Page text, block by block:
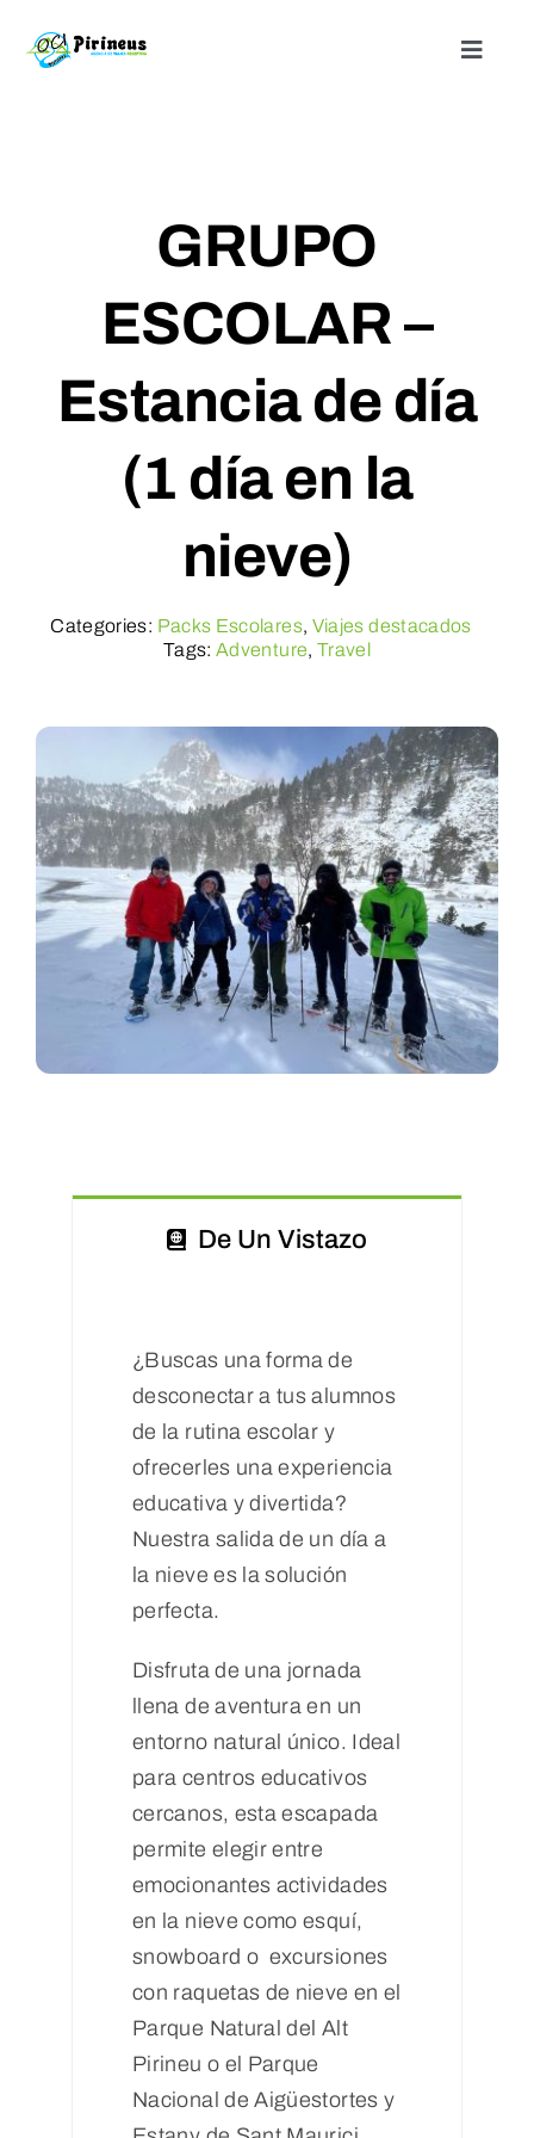
Toggle
Nuestros alojamientos
¿Quienes somos?
WooCommerce Cart
WooCommerce My Account
GRUPO
ESCOLAR –
Estancia de día
(1 día en la
nieve)
Categories: Packs Escolares, Viajes destacados
Tags: Adventure, Travel
De Un Vistazo
¿Buscas una forma de
desconectar a tus alumnos
de la rutina escolar y
ofrecerles una experiencia
educativa y divertida?
Nuestra salida de un día a
la nieve es la solución
perfecta.
Disfruta de una jornada
llena de aventura en un
entorno natural único. Ideal
para centros educativos
cercanos, esta escapada
permite elegir entre
emocionantes actividades
en la nieve como esquí,
snowboard o excursiones
con raquetas de nieve en el
Parque Natural del Alt
Pirineu o el Parque
Nacional de Aigüestortes y